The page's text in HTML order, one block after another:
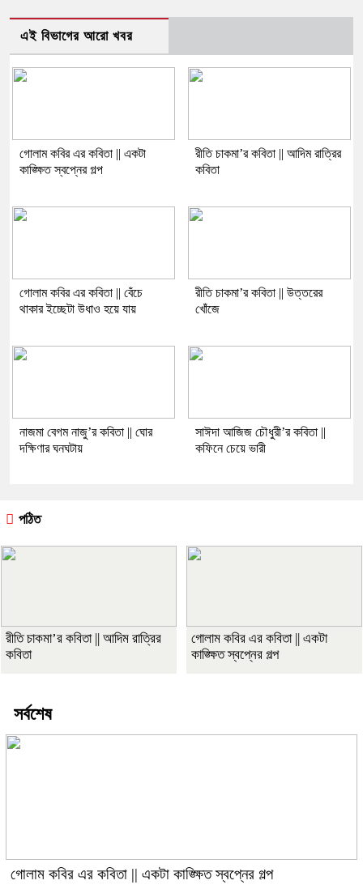
এই বিভাগের আরো খবর
গোলাম কবির এর কবিতা || একটা
কাঙ্ক্ষিত স্বপ্নের গল্প
রীতি চাকমা’র কবিতা || আদিম রাত্রির
কবিতা
গোলাম কবির এর কবিতা || বেঁচে
থাকার ইচ্ছেটা উধাও হয়ে যায়
রীতি চাকমা’র কবিতা || উত্তরের
খোঁজে
নাজমা বেগম নাজু’র কবিতা || ঘোর
দক্ষিণার ঘনঘটায়
সাঈদা আজিজ চৌধুরী’র কবিতা ||
কফিনে চেয়ে ভারী
পঠিত
রীতি চাকমা’র কবিতা || আদিম রাত্রির
কবিতা
গোলাম কবির এর কবিতা || একটা
কাঙ্ক্ষিত স্বপ্নের গল্প
সর্বশেষ
গোলাম কবির এর কবিতা || একটা কাঙ্ক্ষিত স্বপ্নের গল্প